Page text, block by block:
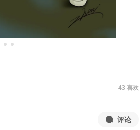
2 3
43喜欢
评论